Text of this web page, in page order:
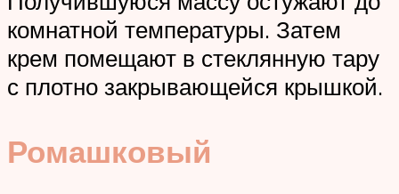
комнатной температуры. Затем
крем помещают в стеклянную тару
с плотно закрывающейся крышкой.
Ромашковый